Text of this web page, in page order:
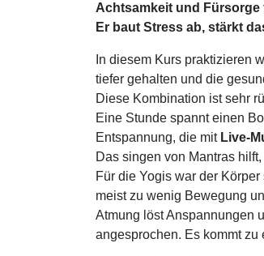
Achtsamkeit und
Er baut Stress ab, stärkt
In diesem Kurs praktizieren
tiefer gehalten und die
Diese Kombination ist sehr
Eine Stunde spannt einen
Entspannung, die mit Live-
Das singen von Mantras
Für die Yogis war der
meist zu wenig Bewegung
Atmung löst Anspannungen
angesprochen. Es kommt